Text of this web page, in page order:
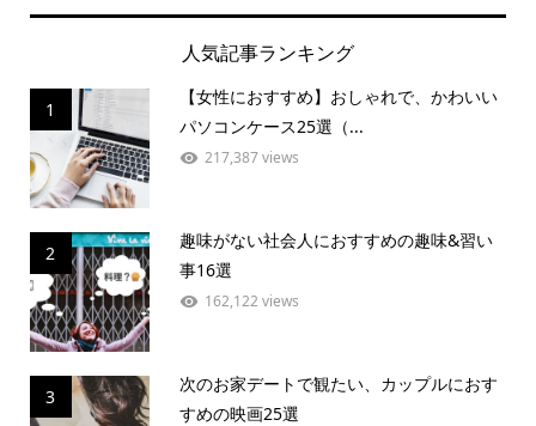
人気記事ランキング
1
【女性におすすめ】おしゃれで、かわいい
パソコンケース25選（...
217,387 views
2
趣味がない社会人におすすめの趣味&習い
事16選
162,122 views
3
次のお家デートで観たい、カップルにおす
すめの映画25選